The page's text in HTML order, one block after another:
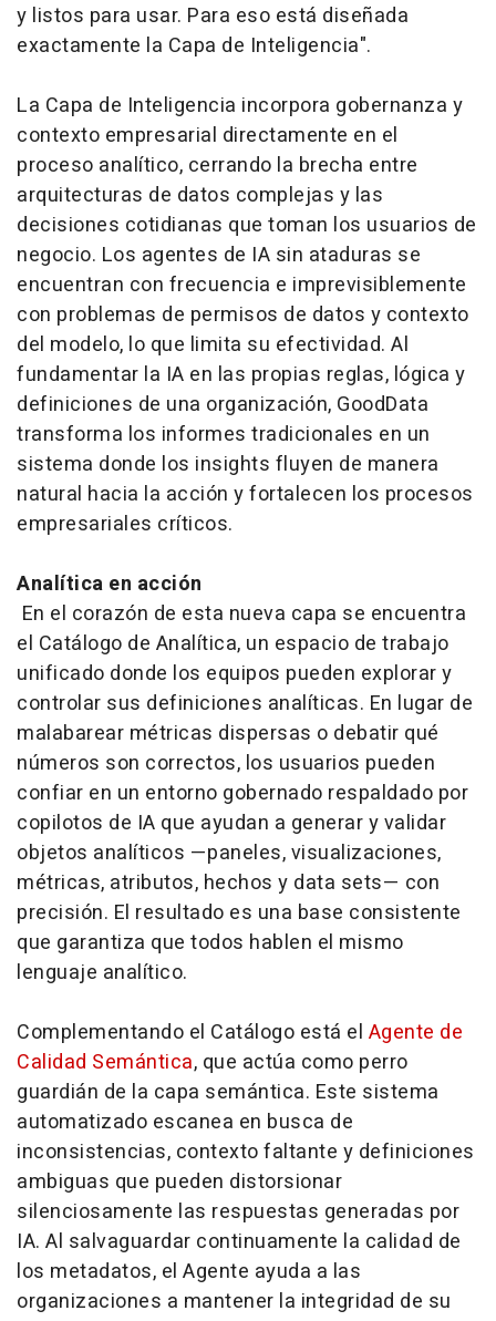
y listos para usar. Para eso está diseñada
exactamente la Capa de Inteligencia".
La Capa de Inteligencia incorpora gobernanza y
contexto empresarial directamente en el
proceso analítico, cerrando la brecha entre
arquitecturas de datos complejas y las
decisiones cotidianas que toman los usuarios de
negocio. Los agentes de IA sin ataduras se
encuentran con frecuencia e imprevisiblemente
con problemas de permisos de datos y contexto
del modelo, lo que limita su efectividad. Al
fundamentar la IA en las propias reglas, lógica y
definiciones de una organización, GoodData
transforma los informes tradicionales en un
sistema donde los insights fluyen de manera
natural hacia la acción y fortalecen los procesos
empresariales críticos.
Analítica en acción
En el corazón de esta nueva capa se encuentra
el Catálogo de Analítica, un espacio de trabajo
unificado donde los equipos pueden explorar y
controlar sus definiciones analíticas. En lugar de
malabarear métricas dispersas o debatir qué
números son correctos, los usuarios pueden
confiar en un entorno gobernado respaldado por
copilotos de IA que ayudan a generar y validar
objetos analíticos —paneles, visualizaciones,
métricas, atributos, hechos y data sets— con
precisión. El resultado es una base consistente
que garantiza que todos hablen el mismo
lenguaje analítico.
Complementando el Catálogo está el Agente de
Calidad Semántica, que actúa como perro
guardián de la capa semántica. Este sistema
automatizado escanea en busca de
inconsistencias, contexto faltante y definiciones
ambiguas que pueden distorsionar
silenciosamente las respuestas generadas por
IA. Al salvaguardar continuamente la calidad de
los metadatos, el Agente ayuda a las
organizaciones a mantener la integridad de su